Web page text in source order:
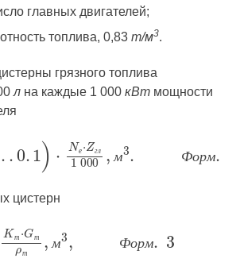
главных двигателей;
топлива, 0,83т/м3.
грязного топлива
л на каждые 1 000кВт мощности
м Ф орм
цистерн
м Ф орм